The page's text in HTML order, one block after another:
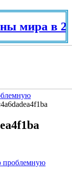
мира в
проблемную